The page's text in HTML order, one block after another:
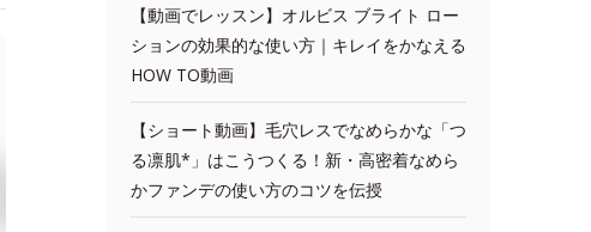
【動画でレッスン】オルビス ブライト ロー
ションの効果的な使い方｜キレイをかなえる
HOW TO動画
【ショート動画】毛穴レスでなめらかな「つ
る凛肌*」はこうつくる！新・高密着なめら
かファンデの使い方のコツを伝授